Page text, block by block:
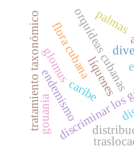
orquídeas cubanas
discriminar
caribe
endemismolíquenes
flora cubana
tratamiento taxonómico palmas
glomus
gouania